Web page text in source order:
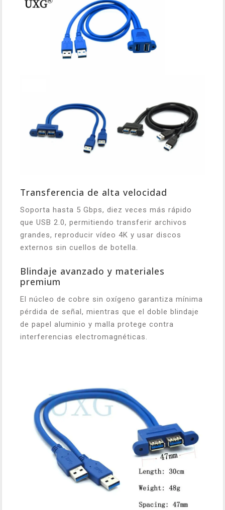
Transferencia de alta velocidad
Soporta hasta 5 Gbps, diez veces más rápido
que USB 2.0, permitiendo transferir archivos
grandes, reproducir vídeo 4K y usar discos
externos sin cuellos de botella.
Blindaje avanzado y materiales
premium
El núcleo de cobre sin oxígeno garantiza mínima
pérdida de señal, mientras que el doble blindaje
de papel aluminio y malla protege contra
interferencias electromagnéticas.